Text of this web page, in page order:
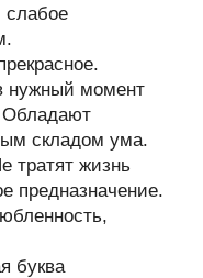
слабое
нужный момент
Обладают
складом ума.
тратят жизнь
предназначение.
буква